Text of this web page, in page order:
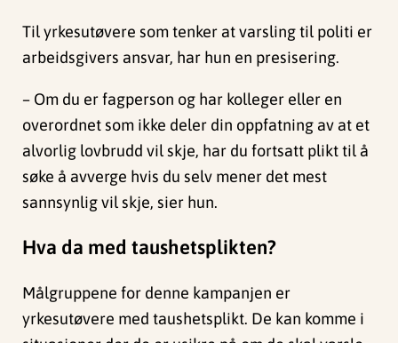
Til yrkesutøvere som tenker at varsling til politi er
arbeidsgivers ansvar, har hun en presisering.
– Om du er fagperson og har kolleger eller en
overordnet som ikke deler din oppfatning av at et
alvorlig lovbrudd vil skje, har du fortsatt plikt til å
søke å avverge hvis du selv mener det mest
sannsynlig vil skje, sier hun.
Hva da med taushetsplikten?
Målgruppene for denne kampanjen er
yrkesutøvere med taushetsplikt. De kan komme i